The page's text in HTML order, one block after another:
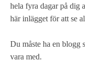
hela fyra dagar på dig
här inlägget för att se
Du måste ha en blogg
vara med.